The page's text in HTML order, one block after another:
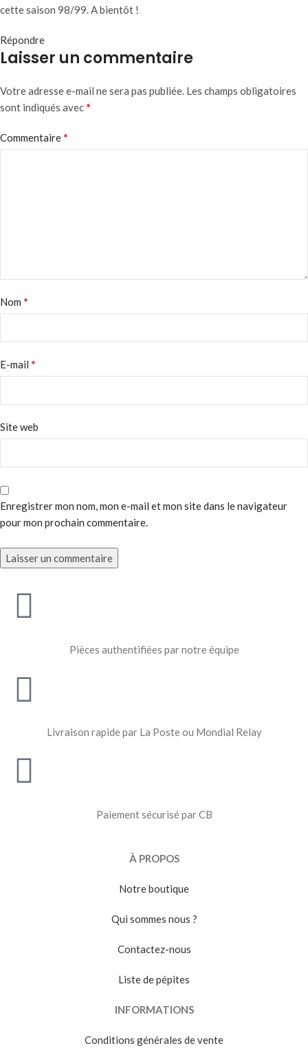
cette saison 98/99. A bientôt !
Répondre
Laisser un commentaire
Votre adresse e-mail ne sera pas publiée. Les champs obligatoires
sont indiqués avec*
Commentaire*
Nom *
E-mail *
Site web
Enregistrer mon nom, mon e-mail et mon site dans le navigateur
pour mon prochain commentaire.
Pièces authentifiées par notre équipe
Livraison rapide par La Poste ou Mondial Relay
Paiement sécurisé par CB
À PROPOS
Notre boutique
Qui sommes nous ?
Contactez-nous
Liste de pépites
INFORMATIONS
Conditions générales de vente